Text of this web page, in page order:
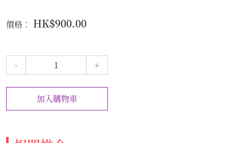
價格： HK$900.00
- +
加入購物車